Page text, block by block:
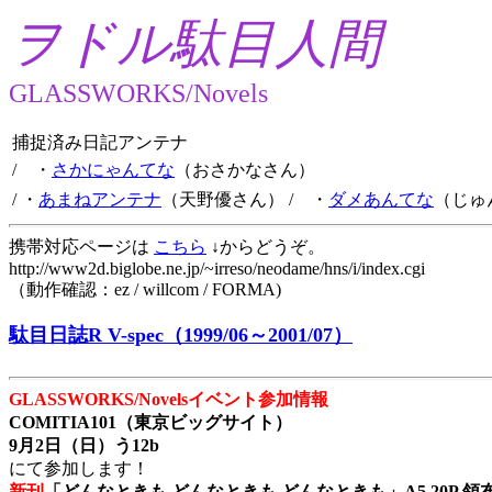
ヲドル駄目人間
GLASSWORKS/Novels
捕捉済み日記アンテナ
/ ・ さかにゃんてな （おさかなさん）
/ ・ あまねアンテナ （天野優さん） / ・ ダメあんてな （じ
携帯対応ページは こちら ↓からどうぞ。
http://www2d.biglobe.ne.jp/~irreso/neodame/hns/i/index.cgi
（動作確認：ez / willcom / FORMA)
駄目日誌R V-spec（1999/06～2001/07）
GLASSWORKS/Novelsイベント参加情報
COMITIA101（東京ビッグサイト）
9月2日（日）う12b
にて参加します！